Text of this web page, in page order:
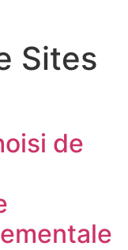
Sites
de